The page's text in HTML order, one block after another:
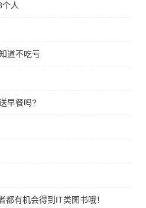
人
道不吃亏
早餐吗?
都有机会得到IT类图书哦！